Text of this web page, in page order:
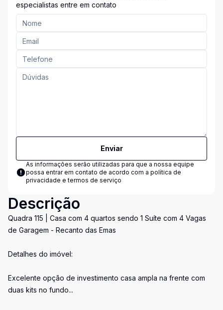
especialistas entre em contato
Enviar
As informações serão utilizadas para que a nossa equipe
possa entrar em contato de acordo com a política de
privacidade e termos de serviço
Descrição
Quadra 115 | Casa com 4 quartos sendo 1 Suíte com 4 Vagas
de Garagem - Recanto das Emas
Detalhes do imóvel:
Excelente opção de investimento casa ampla na frente com
duas kits no fundo...